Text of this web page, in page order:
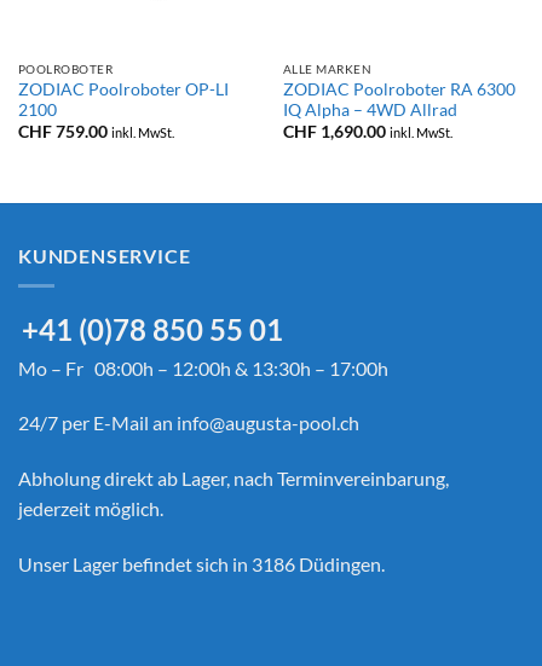
POOLROBOTER
ZODIAC Poolroboter OP-LI
2100
CHF759.00 inkl. MwSt.
ALLE MARKEN
ZODIAC Poolroboter RA 6300
IQ Alpha – 4WD Allrad
CHF1,690.00 inkl. MwSt.
KUNDENSERVICE
+41 (0)78 850 55 01
Mo – Fr 08:00h – 12:00h & 13:30h – 17:00h
24/7 per E-Mail an info@augusta-pool.ch
Abholung direkt ab Lager, nach Terminvereinbarung,
jederzeit möglich.
Unser Lager befindet sich in 3186 Düdingen.